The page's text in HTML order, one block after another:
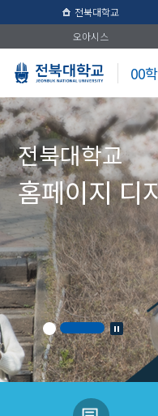
전북대학교
오아시스
00
전북대학교
홈페이지 디